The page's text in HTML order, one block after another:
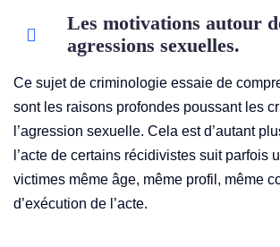
Les motivations autour
agressions sexuelles.
Ce sujet de criminologie essaie de
sont les raisons profondes poussant les
l’agression sexuelle. Cela est d’autant
l’acte de certains récidivistes suit parfois
victimes même âge, même profil, même
d’exécution de l’acte.